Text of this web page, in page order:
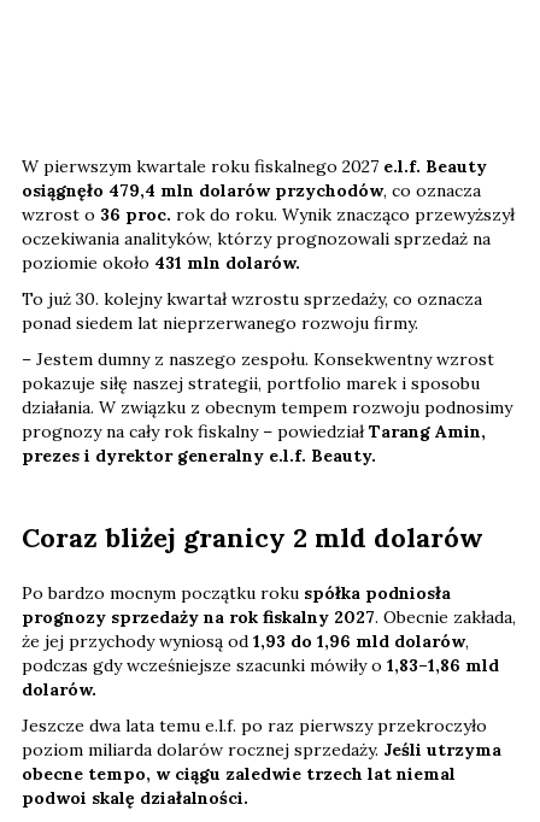
W pierwszym kwartale roku fiskalnego 2027 e.l.f. Beauty
osiągnęło 479,4 mln dolarów przychodów, co oznacza
wzrost o 36 proc. rok do roku. Wynik znacząco przewyższył
oczekiwania analityków, którzy prognozowali sprzedaż na
poziomie około 431 mln dolarów.
To już 30. kolejny kwartał wzrostu sprzedaży, co oznacza
ponad siedem lat nieprzerwanego rozwoju firmy.
– Jestem dumny z naszego zespołu. Konsekwentny wzrost
pokazuje siłę naszej strategii, portfolio marek i sposobu
działania. W związku z obecnym tempem rozwoju podnosimy
prognozy na cały rok fiskalny – powiedziałTarang Amin,
prezes i dyrektor generalny e.l.f. Beauty.
Coraz bliżej granicy 2 mld dolarów
Po bardzo mocnym początku roku spółka podniosła
prognozy sprzedaży na rok fiskalny 2027. Obecnie zakłada,
że jej przychody wyniosą od 1,93 do 1,96 mld dolarów,
podczas gdy wcześniejsze szacunki mówiły o 1,83–1,86 mld
dolarów.
Jeszcze dwa lata temu e.l.f. po raz pierwszy przekroczyło
poziom miliarda dolarów rocznej sprzedaży. Jeśli utrzyma
obecne tempo, w ciągu zaledwie trzech lat niemal
podwoi skalę działalności.